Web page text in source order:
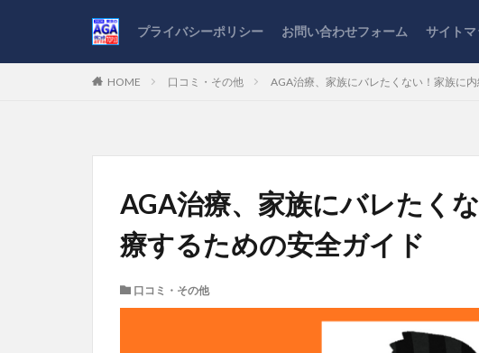
プライバシーポリシー お問い合わせフォーム サイト
HOME 口コミ・その他 AGA治療、家族にバレたくない！家族に
AGA治療、家族にバレたく
療するための安全ガイド
口コミ・その他